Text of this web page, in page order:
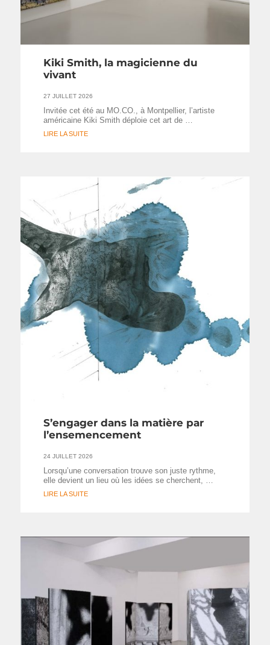
Kiki Smith, la magicienne du
vivant
27 JUILLET 2026
Invitée cet été au MO.CO., à Montpellier, l’artiste
américaine Kiki Smith déploie cet art de …
LIRE LA SUITE
S’engager dans la matière par
l’ensemencement
24 JUILLET 2026
Lorsqu’une conversation trouve son juste rythme,
elle devient un lieu où les idées se cherchent, …
LIRE LA SUITE